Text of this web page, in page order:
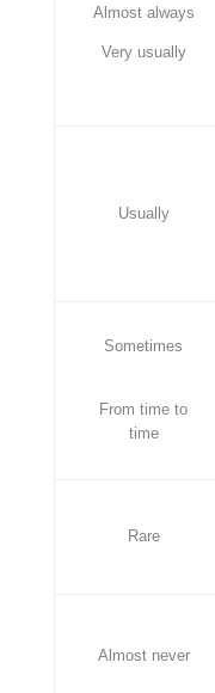
Almost always
Very usually
Usually
Sometimes
From time to
time
Rare
Almost never